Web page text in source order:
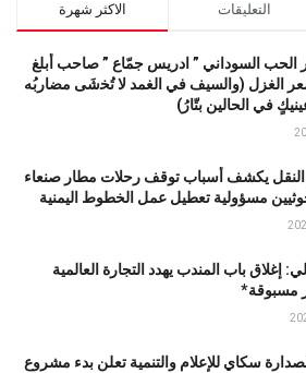
الاكثر شهرة التعليقات
السوداني ” ادريس جمّاع ” صاحب أبلغ
الغزل (وﺍﻟﺴﻴﻒ ﻓﻲ الغمد ﻻ ﺗُﺨشَى مضاربُه
ﻓﻲ ﺍﻟﺤﺎﻟﻴﻦ ﺑﺘّﺎﺭُ)
النقل يكشف أسباب توقف رحلات مطار صنعاء
مسؤولية تعطيل عمل الخطوط اليمنية
إغلاق باب المندب يهدد التجارة العالمية
مسبوقة*
سكاي للإعلام والتنمية تعلن بدء مشروع